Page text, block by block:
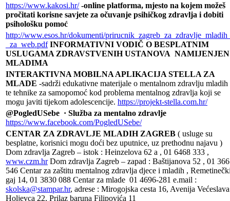
https://www.kakosi.hr/ -online platforma, mjesto na kojem možeš
pročitati korisne savjete za očuvanje psihičkog zdravlja i dobiti
psihološku pomoć
http://www.esos.hr/dokumenti/
_za_web.pdf INFORMATIVNI VODIČ O BESPLATNIM
USLUGAMA ZDRAVSTVENIH USTANOVA NAMIJENJEN
MLADIMA
INTERAKTIVNA MOBILNA APLIKACIJA STELLA ZA
MLADE -sadrži edukativne materijale o mentalnom zdravlju mladih
te tehnike za samopomoć kod problema mentalnog zdravlja koji se
mogu javiti tijekom adolescencije. https://projekt-stella.com.hr/
@PogledUSebe · Služba za mentalno zdravlje
https://www.facebook.com/PogledUSebe/
CENTAR ZA ZDRAVLJE MLADIH ZAGREB ( usluge su
besplatne, korisnici mogu doći bez uputnice, uz prethodnu najavu )
Dom zdravlja Zagreb – istok : Heinzelova 62 a , 01 6468 333 ,
www.czm.hrDom zdravlja Zagreb – zapad : Baštijanova 52 , 01
546 Centar za zaštitu mentalnog zdravlja djece i mladih ,
gaj 14, 01 3830 088 Centar za mlade 01 4696-281 e.mail :
skolska@stampar.hr, adrese : Mirogojska cesta 16, Avenija Većeslava
Holjevca 22, Prilaz baruna Filipovića 11